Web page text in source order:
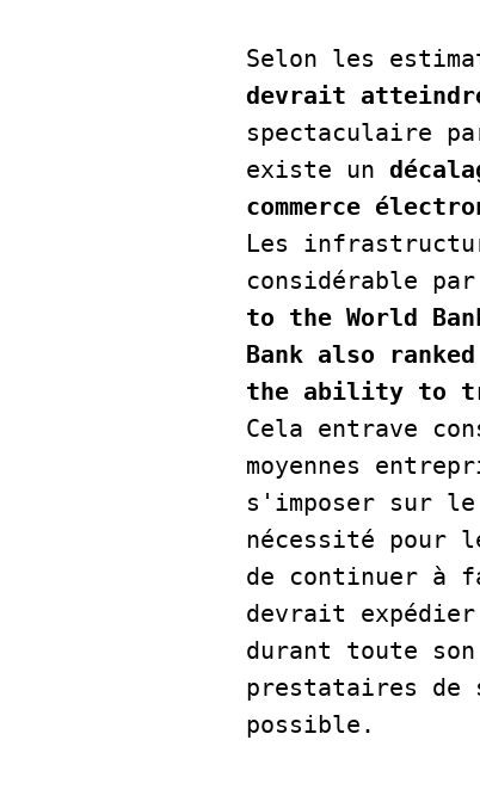
Selon les
devrait
spectaculaire
existe un
commerce
Les
considérable
to the World
Bank also
Cela entrave
moyennes
s'imposer sur
nécessité pour
de continuer à
devrait expédier
durant toute
prestataires de
possible.